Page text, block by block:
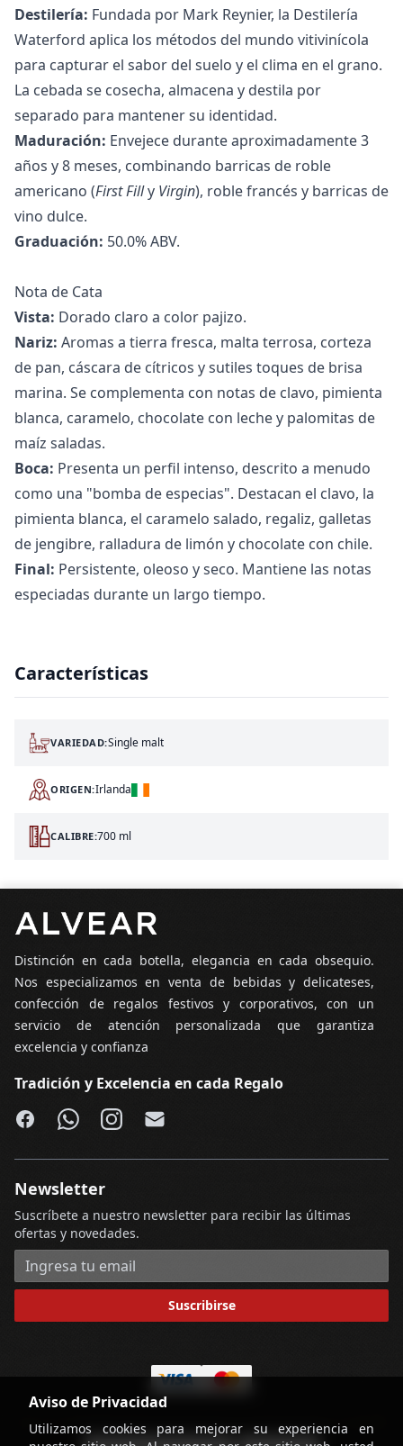
Destilería: Fundada por Mark Reynier, la Destilería
Waterford aplica los métodos del mundo vitivinícola
para capturar el sabor del suelo y el clima en el grano.
La cebada se cosecha, almacena y destila por
separado para mantener su identidad.
Maduración: Envejece durante aproximadamente 3
años y 8 meses, combinando barricas de roble
americano (First Filly Virgin), roble francés y barricas de
vino dulce.
Graduación: 50.0% ABV.
Nota de Cata
Vista: Dorado claro a color pajizo.
Nariz: Aromas a tierra fresca, malta terrosa, corteza
de pan, cáscara de cítricos y sutiles toques de brisa
marina. Se complementa con notas de clavo, pimienta
blanca, caramelo, chocolate con leche y palomitas de
maíz saladas.
Boca: Presenta un perfil intenso, descrito a menudo
como una "bomba de especias". Destacan el clavo, la
pimienta blanca, el caramelo salado, regaliz, galletas
de jengibre, ralladura de limón y chocolate con chile.
Final: Persistente, oleoso y seco. Mantiene las notas
especiadas durante un largo tiempo.
Características
VARIEDAD:Single malt
ORIGEN:Irlanda
CALIBRE:700 ml
Aviso de Privacidad
Utilizamos cookies para mejorar su experiencia en
Distinción en cada botella, elegancia en cada obsequio.
Nos especializamos en venta de bebidas y delicateses,
confección de regalos festivos y corporativos, con un
servicio de atención personalizada que garantiza
excelencia y confianza
Tradición y Excelencia en cada Regalo
Facebook
WhatsApp
Instagram
Email
Newsletter
Suscríbete a nuestro newsletter para recibir las últimas
ofertas y novedades.
Dirección de correo electrónico
Suscribirse